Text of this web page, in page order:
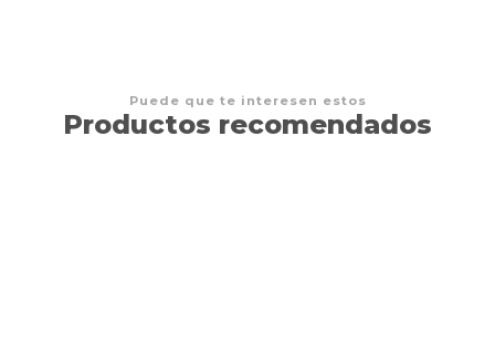
Puede que te interesen estos
Productos recomendados